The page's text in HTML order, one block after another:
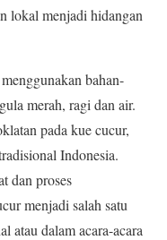
lokal menjadi hidangan
bahan-
merah, ragi dan air.
pada kue cucur,
Indonesia.
dan proses
menjadi salah satu
atau dalam acara-acara